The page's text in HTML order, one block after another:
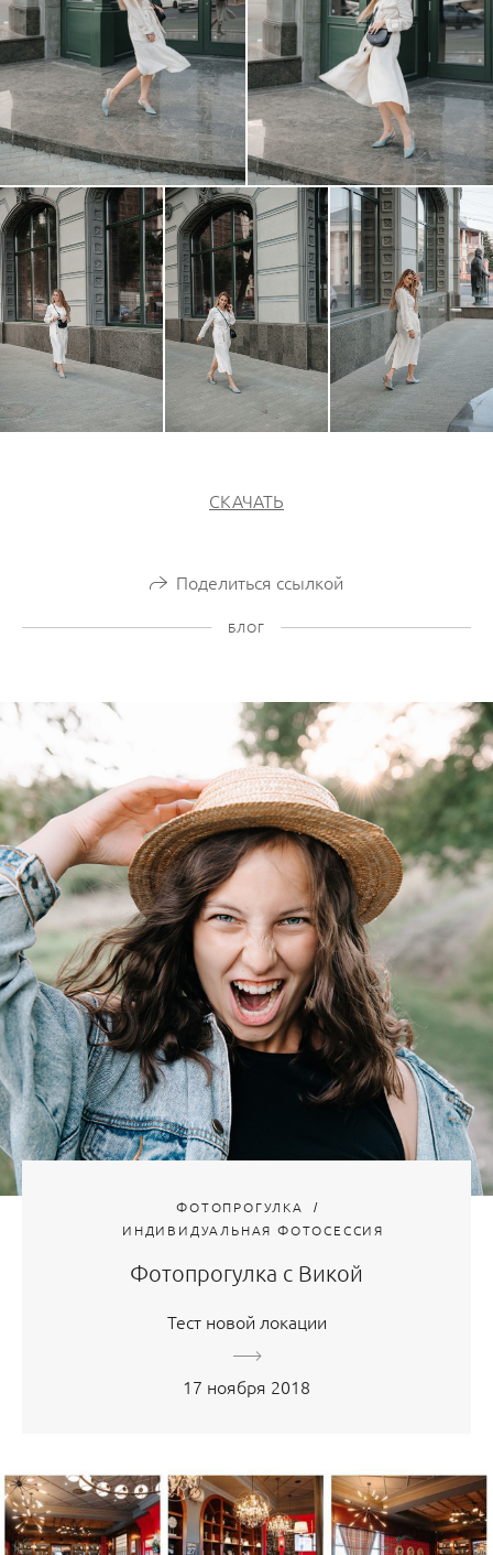
СКАЧАТЬ
Поделиться ссылкой
БЛОГ
ФОТОПРОГУЛКА
ИНДИВИДУАЛЬНАЯ ФОТОСЕССИЯ
Фотопрогулка с Викой
Тест новой локации
17 ноября 2018